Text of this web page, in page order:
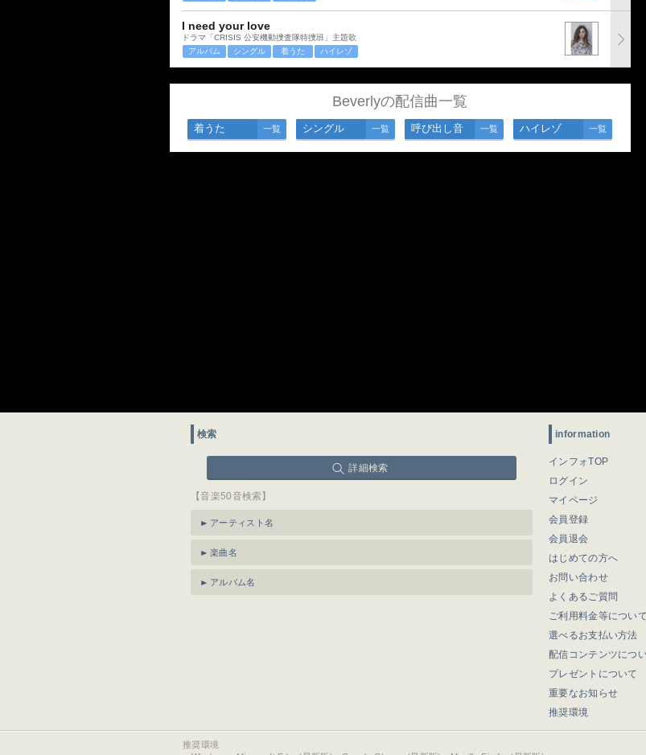
I need your love
ドラマ「CRISIS 公安機動捜査隊特捜班」主題歌
アルバム
シングル 着うた ハイレゾ
Beverlyの配信曲一覧
着うた 一覧 シングル 一覧 呼び出し音 一覧 ハイレゾ 一覧
検索
詳細検索
【音楽50音検索】
アーティスト名
楽曲名
アルバム名
information
インフォTOP
ログイン
マイページ
会員登録
会員退会
はじめての方へ
お問い合わせ
よくあるご質問
ご利用料金等について
選べるお支払い方法
配信コンテンツにつ
プレゼントについて
重要なお知らせ
推奨環境
推奨環境